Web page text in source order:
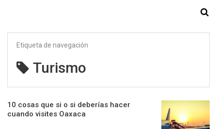
Etiqueta de navegación
Turismo
10 cosas que si o si deberías hacer
cuando visites Oaxaca